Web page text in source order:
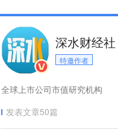
深水财经社
特邀作者
全球上市公司市值研究机构
发表文章50篇